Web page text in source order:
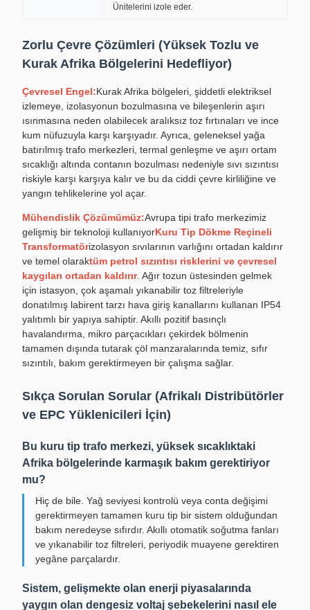
Ünitelerini izole eder.
Zorlu Çevre Çözümleri (Yüksek Tozlu ve
Kurak Afrika Bölgelerini Hedefliyor)
Çevresel Engel:Kurak Afrika bölgeleri, şiddetli elektriksel
izlemeye, izolasyonun bozulmasına ve bileşenlerin aşırı
ısınmasına neden olabilecek aralıksız toz fırtınaları ve ince
kum nüfuzuyla karşı karşıyadır. Ayrıca, geleneksel yağa
batırılmış trafo merkezleri, termal genleşme ve aşırı ortam
sıcaklığı altında contanın bozulması nedeniyle sıvı sızıntısı
riskiyle karşı karşıya kalır ve bu da ciddi çevre kirliliğine ve
yangın tehlikelerine yol açar.
Mühendislik Çözümümüz:Avrupa tipi trafo merkezimiz
gelişmiş bir teknoloji kullanıyorKuru Tip Dökme Reçineli
Transformatörizolasyon sıvılarının varlığını ortadan kaldırır
ve temel olaraktüm petrol sızıntısı risklerini ve çevresel
kaygıları ortadan kaldırır. Ağır tozun üstesinden gelmek
için istasyon, çok aşamalı yıkanabilir toz filtreleriyle
donatılmış labirent tarzı hava giriş kanallarını kullanan IP54
yalıtımlı bir yapıya sahiptir. Akıllı pozitif basınçlı
havalandırma, mikro parçacıkları çekirdek bölmenin
tamamen dışında tutarak çöl manzaralarında temiz, sıfır
sızıntılı, bakım gerektirmeyen bir çalışma sağlar.
Sıkça Sorulan Sorular (Afrikalı Distribütörler
ve EPC Yüklenicileri İçin)
Bu kuru tip trafo merkezi, yüksek sıcaklıktaki
Afrika bölgelerinde karmaşık bakım gerektiriyor
mu?
Hiç de bile. Yağ seviyesi kontrolü veya conta değişimi
gerektirmeyen tamamen kuru tip bir sistem olduğundan
bakım neredeyse sıfırdır. Akıllı otomatik soğutma fanları
ve yıkanabilir toz filtreleri, periyodik muayene gerektiren
yegâne parçalardır.
Sistem, gelişmekte olan enerji piyasalarında
yaygın olan dengesiz voltaj şebekelerini nasıl ele